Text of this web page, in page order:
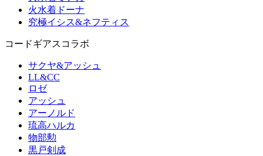
火水着ドーナ
究極イシス&ネフティス
コードギアスコラボ
サクヤ&アッシュ
LL&CC
ロゼ
アッシュ
アーノルド
琉高ハルカ
物部勲
黒戸剣成